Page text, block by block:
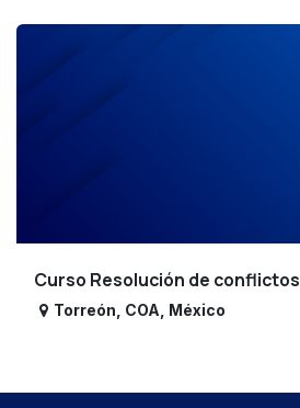
Curso Resolución de conflictos
Torreón COA México